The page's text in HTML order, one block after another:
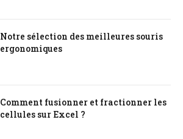
Notre sélection des meilleures souris
ergonomiques
Comment fusionner et fractionner les
cellules sur Excel ?